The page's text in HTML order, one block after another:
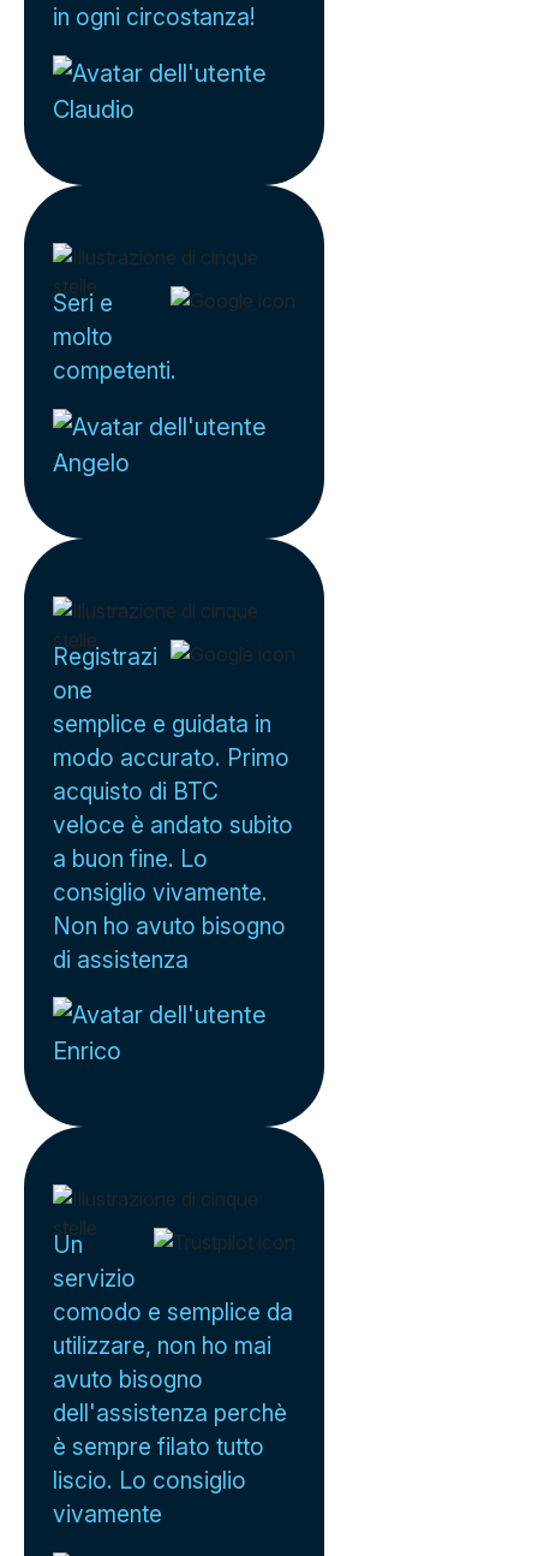
in ogni circostanza!
Claudio
Seri e
molto
competenti.
Angelo
Registrazi
one
semplice e guidata in
modo accurato. Primo
acquisto di BTC
veloce è andato subito
a buon fine. Lo
consiglio vivamente.
Non ho avuto bisogno
di assistenza
Enrico
Un
servizio
comodo e semplice da
utilizzare, non ho mai
avuto bisogno
dell'assistenza perchè
è sempre filato tutto
liscio. Lo consiglio
vivamente